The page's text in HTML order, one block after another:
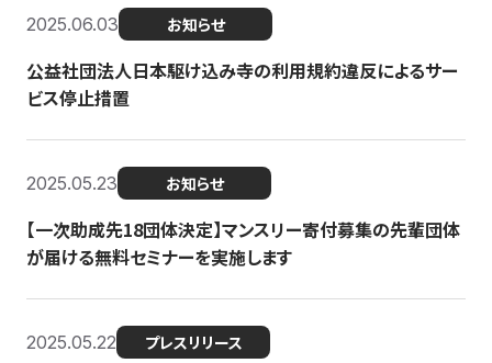
2025.06.03 お知らせ
公益社団法人日本駆け込み寺の利用規約違反によるサー
ビス停止措置
2025.05.23 お知らせ
【一次助成先18団体決定】マンスリー寄付募集の先輩団体
が届ける無料セミナーを実施します
2025.05.22 プレスリリース